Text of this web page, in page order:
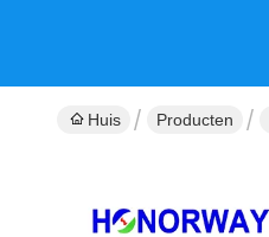
Huis Producten